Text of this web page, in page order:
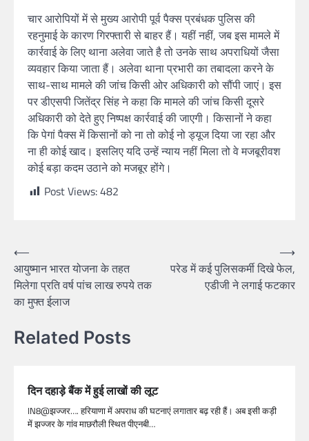
चार आरोपियों में से मुख्य आरोपी पूर्व पैक्स प्रबंधक पुलिस की
रहनुमाई के कारण गिरफ्तारी से बाहर हैं। यहीं नहीं, जब इस मामले में
कार्रवाई के लिए थाना अलेवा जाते है तो उनके साथ अपराधियों जैसा
व्यवहार किया जाता हैं। अलेवा थाना प्रभारी का तबादला करने के
साथ-साथ मामले की जांच किसी ओर अधिकारी को सौंपी जाएं। इस
पर डीएसपी जितेंद्र सिंह ने कहा कि मामले की जांच किसी दूसरे
अधिकारी को देते हुए निष्पक्ष कार्रवाई की जाएगी। किसानों ने कहा
कि पेगां पैक्स में किसानों को ना तो कोई नो ड्यूज दिया जा रहा और
ना ही कोई खाद। इसलिए यदि उन्हें न्याय नहीं मिला तो वे मजबूरीवश
कोई बड़ा कदम उठाने को मजबूर होंगे।
Post Views:482
⟵
आयुष्मान भारत योजना के तहत
मिलेगा प्रति वर्ष पांच लाख रुपये तक
का मुफ्त ईलाज
परेड में कई पुलिसकर्मी दिखे फेल,
एडीजी ने लगाई फटकार
⟶
Related Posts
दिन दहाड़े बैंक में हुई लाखों की लूट
IN8@झज्जर…. हरियाणा में अपराध की घटनाएं लगातार बढ़ रही हैं। अब इसी कड़ी
में झज्जर के गांव माछरौली स्थित पीएनबी…